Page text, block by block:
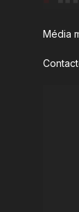
Média